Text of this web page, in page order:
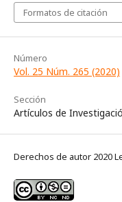
Formatos de citación
Número
Vol. 25 Núm. 265 (2020)
Sección
Artículos de
Derechos de autor 2020